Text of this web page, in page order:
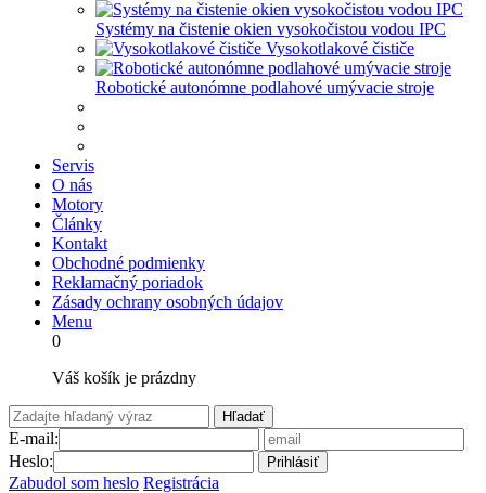
Systémy na čistenie okien vysokočistou vodou IPC
Vysokotlakové čističe
Robotické autonómne podlahové umývacie stroje
Servis
O nás
Motory
Články
Kontakt
Obchodné podmienky
Reklamačný poriadok
Zásady ochrany osobných údajov
Menu
0
Váš košík je prázdny
Hľadať
E-mail:
Heslo:
Prihlásiť
Zabudol som heslo Registrácia